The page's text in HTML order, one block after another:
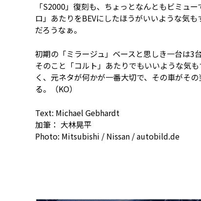
「S2000」復刻も、ちょっとなんともビミュ
ロ」あたりをBEVにしたほうがいいような気
だろうなぁ。
初期の「ミラージュ」ベースと思しき一台は3
そのこと「コルト」あたりでもいいような気
く、元ネタが何かが一番大切で、その車がそ
る。（KO）
Text: Michael Gebhardt
加筆： 大林晃平
Photo: Mitsubishi / Nissan / autobild.de